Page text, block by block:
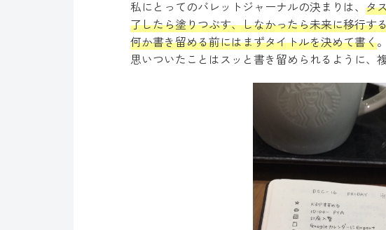
私にとってのバレットジャーナルの決まりは、 タ
了したら塗りつぶす、しなかったら未来に移行す
何か書き留める前にはまずタイトルを決めて書く。
思いついたことはスッと書き留められるように、